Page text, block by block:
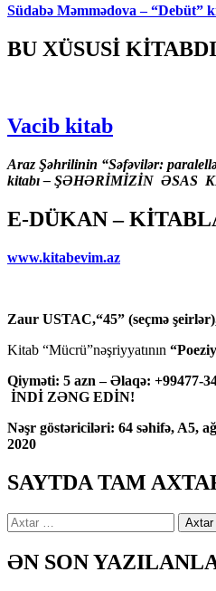
Südabə Məmmədova – “Debüt”
BU XÜSUSİ
Vacib kitab
Araz Şəhrilinin “Səfəvilər:
kitabı – ŞƏHƏRİMİZİN ƏSAS
E-DÜKAN –
www.kitabevim.az
Zaur USTAC,“45” (seçmə
Kitab “Mücrü”nəşriyyatının
Qiyməti: 5 azn – Əlaqə: +99477-
İNDİ ZƏNG EDİN!
Nəşr göstəriciləri: 64 səhifə, A5,
2020
SAYTDA TAM
Axtarış:
ƏN SON